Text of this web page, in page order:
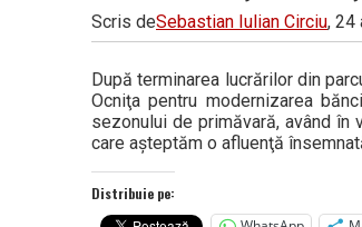
Scris deSebastian Iulian Circiu, 24
După terminarea lucrărilor din
Ocniţa pentru modernizarea
sezonului de primăvară, având
care aşteptăm o afluenţă
Distribuie pe: